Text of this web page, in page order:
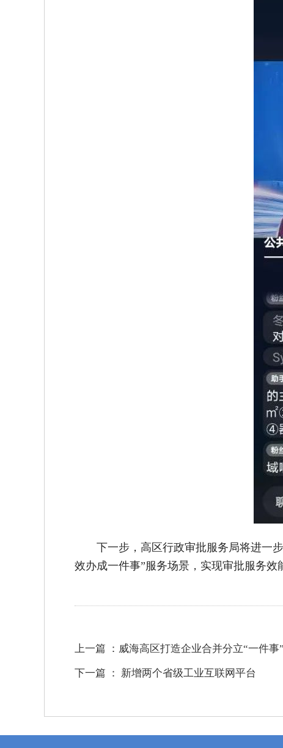
下一步，高区行政审批服务局将进一
效办成一件事”服务场景，实现审批服务效
上一篇 ： 威海高区打造企业合并分立“一件事
下一篇 ： 新增两个省级工业互联网平台